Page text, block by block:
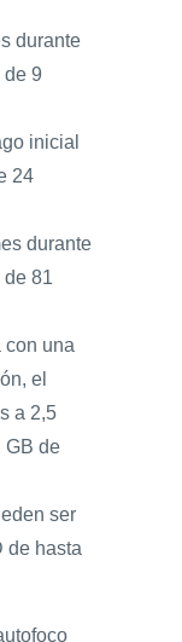
durante
de 9
inicial
24
durante
de 81
con una
el
a 2,5
GB de
ser
de hasta